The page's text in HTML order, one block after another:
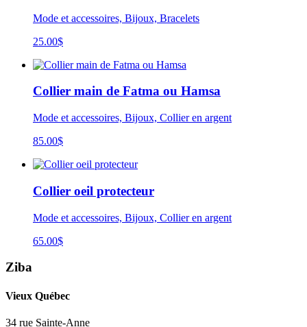
Mode et accessoires, Bijoux, Bracelets
25.00$
Collier main de Fatma ou Hamsa
Mode et accessoires, Bijoux, Collier en argent
85.00$
Collier oeil protecteur
Mode et accessoires, Bijoux, Collier en argent
65.00$
Ziba
Vieux Québec
34 rue Sainte-Anne